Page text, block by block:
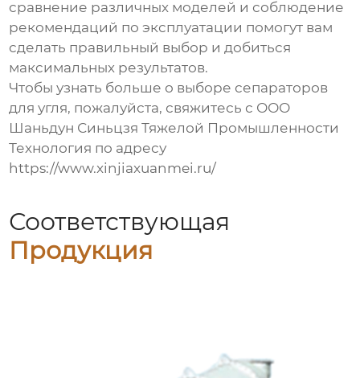
сравнение различных моделей и соблюдение
рекомендаций по эксплуатации помогут вам
сделать правильный выбор и добиться
максимальных результатов.
Чтобы узнать больше о выборе сепараторов
для угля, пожалуйста, свяжитесь с ООО
Шаньдун Синьцзя Тяжелой Промышленности
Технология по адресу
https://www.xinjiaxuanmei.ru/
Соответствующая
Продукция